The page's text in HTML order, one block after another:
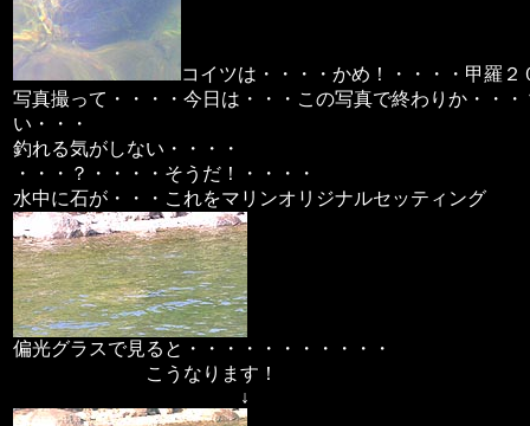
コイツは・・・・かめ！・・・・甲羅
写真撮って・・・・今日は・・・この写真で終わりか・・
い・・・
釣れる気がしない・・・・
・・・？・・・・そうだ！・・・・
水中に石が・・・これをマリンオリジナルセッティング
偏光グラスで見ると・・・・・・・・・・・
こうなります！
↓